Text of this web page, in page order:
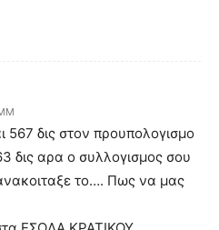
567 δις στον προυπολογισμο
δις αρα ο συλλογισμος σου
το…. Πως να μας